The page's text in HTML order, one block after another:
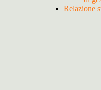
Relazione